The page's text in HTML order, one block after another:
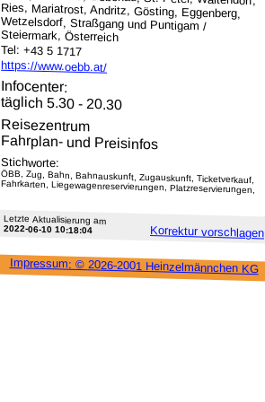
Steiermark, Österreich
Tel: +43 5 1717
https://www.oebb.at/
Infocenter:
täglich 5.30 - 20.30
Reisezentrum
Fahrplan- und Preisinfos
Stichworte:
ÖBB, Zug, Bahn, Bahnauskunft, Zugauskunft, Ticketverkauf,
Fahrkarten, Liegewagenreservierungen, Platzreservierungen,
Letzte Aktu­alisie­rung am
2022-06-10 10:18:04 Korrektur vor­schlagen
Impressum: © 2026-2001 Heinzel­männchen KG